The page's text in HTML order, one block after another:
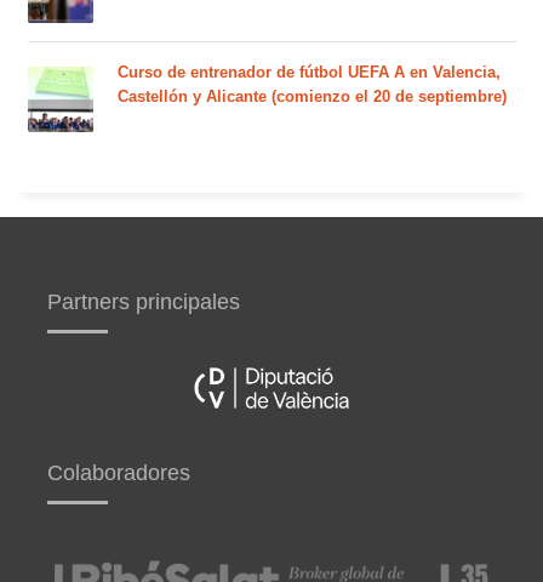
Curso de entrenador de fútbol UEFA A en Valencia,
Castellón y Alicante (comienzo el 20 de septiembre)
Partners principales
Colaboradores